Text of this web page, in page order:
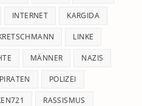
INTERNET KARGIDA
LINKE
MÄNNER NAZIS
PIRATEN POLIZEI
RASSISMUS